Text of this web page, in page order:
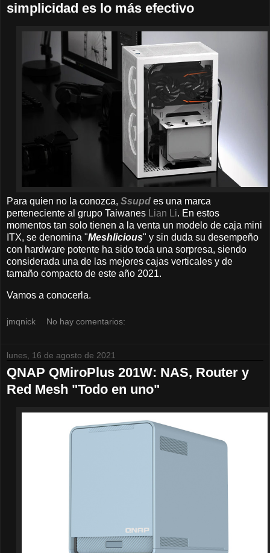
simplicidad es lo más efectivo
Para quien no la conozca, Ssupd es una marca
perteneciente al grupo Taiwanes Lian Li. En estos
momentos tan solo tienen a la venta un modelo de caja mini
ITX, se denomina "Meshlicious" y sin duda su desempeño
con hardware potente ha sido toda una sorpresa, siendo
considerada una de las mejores cajas verticales y de
tamaño compacto de este año 2021.
Vamos a conocerla.
jmqnick No hay comentarios:
lunes, 16 de agosto de 2021
QNAP QMiroPlus 201W: NAS, Router y
Red Mesh "Todo en uno"